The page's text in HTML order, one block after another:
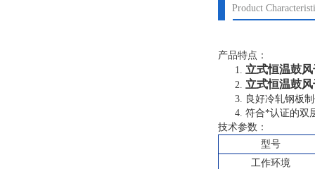
Product
产品特点：
1. 立式恒温鼓
2. 立式恒温鼓
3. 良好冷轧钢板
4. 符合*认证的双
技术参数：
型号
工作环境